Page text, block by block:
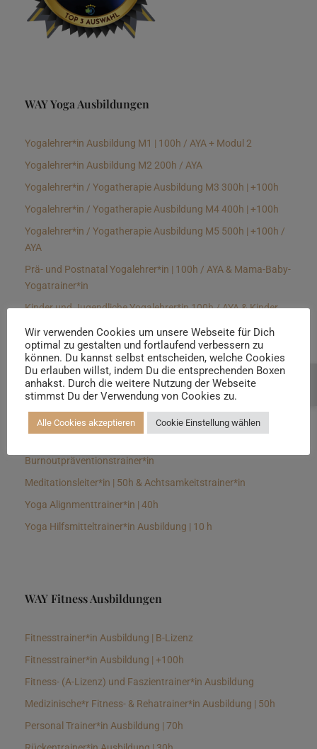
WAY Yoga Ausbildungen
Yogalehrer*in Ausbildung M1 | 100h / AYA + Modul 2
Yogalehrer*in Ausbildung M2 200h / AYA
Yogalehrer*in / Yogatherapie Ausbildung M3 300h | +100h
Yogalehrer*in / Yogatherapie Ausbildung M4 400h | +100h
Yogalehrer*in / Yogatherapie Ausbildung M5 500h | +100h /
AYA
Prä- und Postnatal Yogalehrer*in | 100h / AYA & Mama-Baby-
Yogatrainer*in
Kinder und Jugendliche Yogalehrer*in 100h / AYA & Kinder
Yin Yogalehrer*in | 100 h & Faszientrainer*in
Hormon Yogalehrer*in / Yogatherapeut*in &
Stressmanagementtrainer*in | 70h
Longevitytrainer*in
Burnoutpräventionstrainer*in
Meditationsleiter*in | 50h & Achtsamkeitstrainer*in
Yoga Alignmenttrainer*in | 40h
Yoga Hilfsmitteltrainer*in Ausbildung | 10 h
WAY Fitness Ausbildungen
Fitnesstrainer*in Ausbildung | B-Lizenz
Fitnesstrainer*in Ausbildung | +100h
Fitness- (A-Lizenz) und Faszientrainer*in Ausbildung
Medizinische*r Fitness- & Rehatrainer*in Ausbildung | 50h
Personal Trainer*in Ausbildung | 70h
Wir verwenden Cookies um unsere Webseite für Dich
optimal zu gestalten und fortlaufend verbessern zu
können. Du kannst selbst entscheiden, welche Cookies
Du erlauben willst, indem Du die entsprechenden Boxen
anhakst. Durch die weitere Nutzung der Webseite
stimmst Du der Verwendung von Cookies zu.
Alle Cookies akzeptieren Cookie Einstellung wählen
Beratung buchen